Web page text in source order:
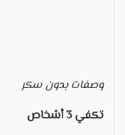
وصفات بدون سكر
تكفي 3 أشخاص